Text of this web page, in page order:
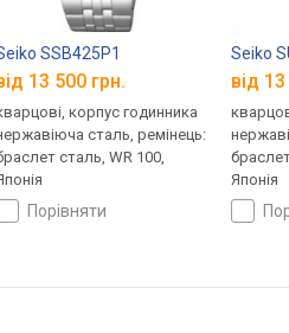
SSB425P1
13 500 грн.
корпус годинника
сталь, ремінець:
сталь, WR 100,
порівняти
Seiko
від
Японія